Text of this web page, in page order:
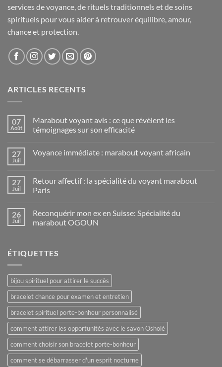
services de voyance, de rituels traditionnels et de soins
spirituels pour vous aider à retrouver équilibre, amour,
chance et protection.
ARTICLES RECENTS
07
Août
Marabout voyant avis : ce que révèlent les
témoignages sur son efficacité
27
Juil
Voyance immédiate : marabout voyant africain
27
Juil
Retour affectif : la spécialité du voyant marabout
Paris
26
Juil
Reconquérir mon ex en Suisse: Spécialité du
marabout OGOUN
ÉTIQUETTES
bijou spirituel pour attirer le succès
bracelet chance pour examen et entretien
bracelet spirituel porte-bonheur personnalisé
comment attirer les opportunités avec le savon Osholè
comment choisir son bracelet porte-bonheur
comment se débarrasser d'un esprit nocturne